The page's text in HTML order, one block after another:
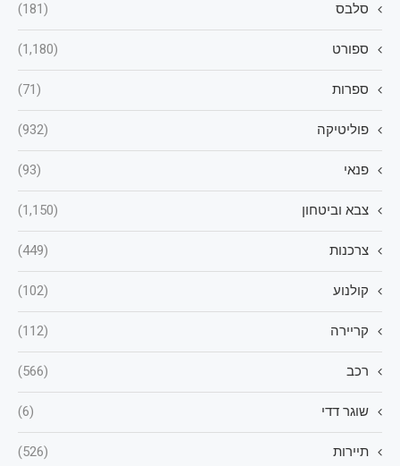
סלבס (181)
ספורט (1,180)
ספרות (71)
פוליטיקה (932)
פנאי (93)
צבא וביטחון (1,150)
צרכנות (449)
קולנוע (102)
קריירה (112)
רכב (566)
שוגר דדי (6)
תיירות (526)